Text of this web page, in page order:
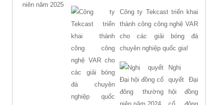
Công ty Tekcast triển khai
thành công công nghệ VAR
cho các giải bóng đá
chuyên nghiệp quốc gia!
Nghị
quyết Đại
hội đồng